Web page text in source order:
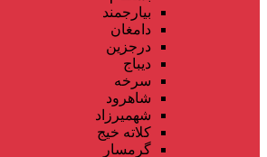
بیارجمند
دامغان
درجزین
دیباج
سرخه
شاهرود
شهمیرزاد
کلاته خیج
گرمسار